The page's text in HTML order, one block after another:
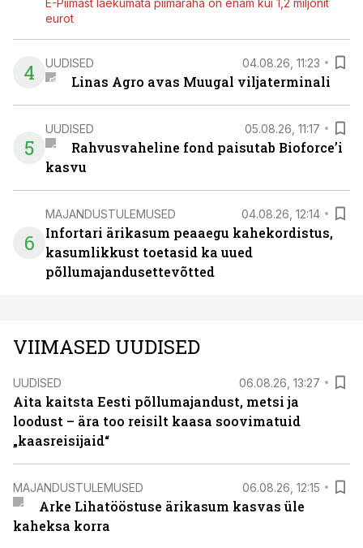
E-Piimast laekumata piimaraha on enam kui 1,2 miljonit
eurot
4 UUDISED 04.08.26, 11:23
Linas Agro avas Muugal viljaterminali
5
UUDISED 05.08.26, 11:17
Rahvusvaheline fond paisutab Bioforce’i
kasvu
6
MAJANDUSTULEMUSED 04.08.26, 12:14
Infortari ärikasum peaaegu kahekordistus,
kasumlikkust toetasid ka uued
põllumajandusettevõtted
VIIMASED UUDISED
UUDISED 06.08.26, 13:27
Aita kaitsta Eesti põllumajandust, metsi ja
loodust – ära too reisilt kaasa soovimatuid
„kaasreisijaid“
MAJANDUSTULEMUSED 06.08.26, 12:15
Arke Lihatööstuse ärikasum kasvas üle
kaheksa korra